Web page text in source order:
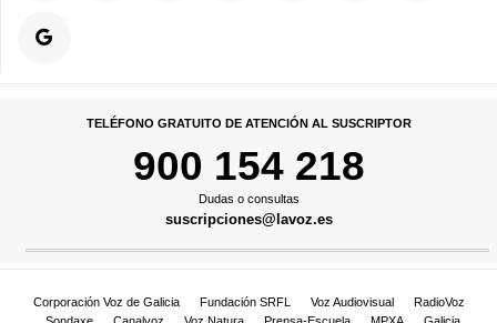
TELÉFONO GRATUITO DE ATENCIÓN AL SUSCRIPTOR
900 154 218
Dudas o consultas
suscripciones@lavoz.es
Corporación Voz de Galicia Fundación SRFL Voz Audiovisual
RadioVoz